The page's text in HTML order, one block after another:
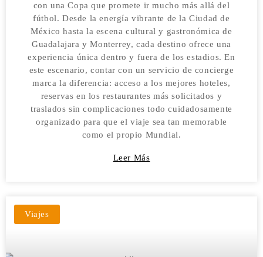
con una Copa que promete ir mucho más allá del
fútbol. Desde la energía vibrante de la Ciudad de
México hasta la escena cultural y gastronómica de
Guadalajara y Monterrey, cada destino ofrece una
experiencia única dentro y fuera de los estadios. En
este escenario, contar con un servicio de concierge
marca la diferencia: acceso a los mejores hoteles,
reservas en los restaurantes más solicitados y
traslados sin complicaciones todo cuidadosamente
organizado para que el viaje sea tan memorable
como el propio Mundial.
Leer Más
Viajes